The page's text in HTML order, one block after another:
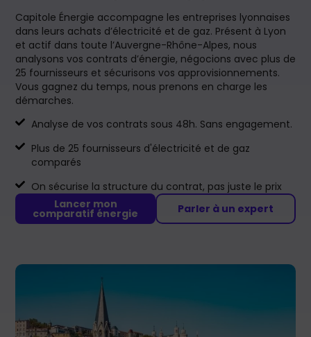
Capitole Énergie accompagne les entreprises lyonnaises
dans leurs achats d’électricité et de gaz. Présent à Lyon
et actif dans toute l’Auvergne-Rhône-Alpes, nous
analysons vos contrats d’énergie, négocions avec plus de
25 fournisseurs et sécurisons vos approvisionnements.
Vous gagnez du temps, nous prenons en charge les
démarches.
Analyse de vos contrats sous 48h. Sans engagement.
Plus de 25 fournisseurs d'électricité et de gaz
comparés
On sécurise la structure du contrat, pas juste le prix
Lancer mon
comparatif énergie Parler à un expert